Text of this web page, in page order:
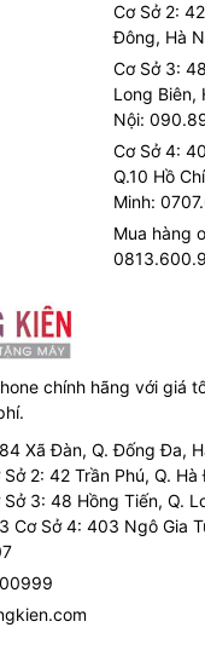
Cơ Sở 2:
Đông, Hà
Cơ Sở 3:
Long Biên,
Nội:
Cơ Sở 4:
Q.10 Hồ Chí
Minh:
Mua hàng
chính hãng với giá
Xã Đàn, Q. Đống Đa,
2: 42 Trần Phú, Q. Hà
3: 48 Hồng Tiến, Q.
Cơ Sở 4: 403 Ngô Gia